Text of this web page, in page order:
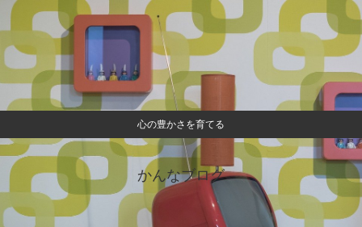
心の豊かさを育てる
かんなブログ